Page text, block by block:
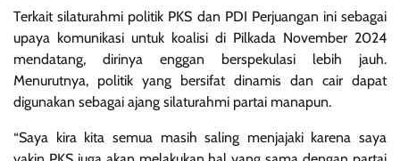
Terkait silaturahmi politik PKS dan PDI Perjuangan ini sebagai
upaya komunikasi untuk koalisi di Pilkada November 2024
mendatang, dirinya enggan berspekulasi lebih jauh.
Menurutnya, politik yang bersifat dinamis dan cair dapat
digunakan sebagai ajang silaturahmi partai manapun.
“Saya kira kita semua masih saling menjajaki karena saya